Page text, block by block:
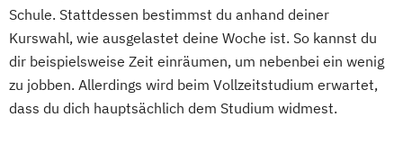
Germanistik
Germanistik im interkulturellen Kontext
Geschichte Informatics
Information Management
Information and Communications
Schule. Stattdessen bestimmst du anhand deiner
Kurswahl, wie ausgelastet deine Woche ist. So kannst du
dir beispielsweise Zeit einräumen, um nebenbei ein wenig
zu jobben. Allerdings wird beim Vollzeitstudium erwartet,
dass du dich hauptsächlich dem Studium widmest.